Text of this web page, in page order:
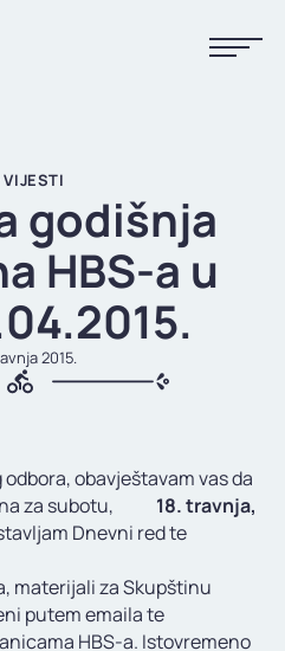
VIJESTI
godišnja
HBS-a u
2015.
obavještavam vas da
za subotu, 18.travnja,
Dnevni red te
materijali za Skupštinu
putem emaila te
HBS-a. Istovremeno